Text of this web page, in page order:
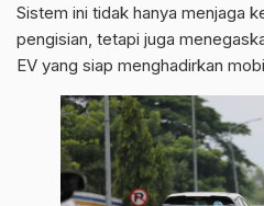
Sistem ini tidak hanya menjaga
pengisian, tetapi juga
EV yang siap menghadirkan